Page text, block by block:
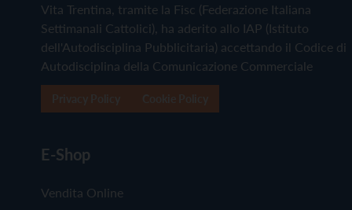
Vita Trentina, tramite la Fisc (Federazione Italiana
Settimanali Cattolici), ha aderito allo IAP (Istituto
dell'Autodisciplina Pubblicitaria) accettando il Codice di
Autodisciplina della Comunicazione Commerciale
E-Shop
Vendita Online